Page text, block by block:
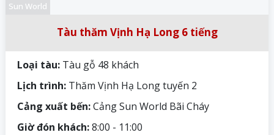
Sun World
Tàu thăm Vịnh Hạ Long 6 tiếng
Loại tàu: Tàu gỗ 48 khách
Lịch trình: Thăm Vịnh Hạ Long tuyến 2
Cảng xuất bến:Cảng Sun World Bãi Cháy
Giờ đón khách:8:00 - 11:00